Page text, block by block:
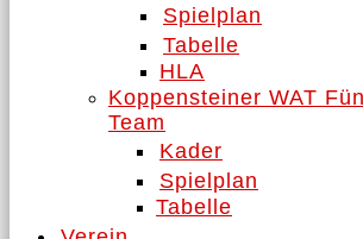
Spielplan
Tabelle
HLA
Koppensteiner WAT
Team
Kader
Spielplan
Tabelle